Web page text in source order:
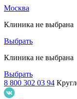
Москва
Клиника не выбрана
Выбрать
Клиника не выбрана
Выбрать
8 800 302 03 94